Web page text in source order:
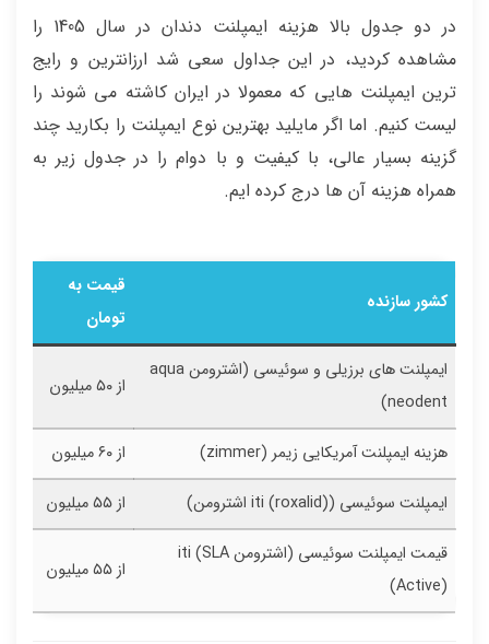
در دو جدول بالا هزینه ایمپلنت دندان در سال 1405 را
مشاهده کردید، در این جداول سعی شد ارزانترین و رایج
ترین ایمپلنت هایی که معمولا در ایران کاشته می شوند را
لیست کنیم. اما اگر مایلید بهترین نوع ایمپلنت را بکارید چند
گزینه بسیار عالی، با کیفیت و با دوام را در جدول زیر به
همراه هزینه آن ها درج کرده ایم.
کشور سازنده
قیمت به
تومان
ایمپلنت های برزیلی و سوئیسی (اشترومن aqua
neodent)
از ۵۰ میلیون
هزینه ایمپلنت آمریکایی زیمر (zimmer)
از ۶۰ میلیون
ایمپلنت سوئیسی (iti (roxalid) اشترومن)
از ۵۵ میلیون
قیمت ایمپلنت سوئیسی (اشترومن iti (SLA
Active))
از ۵۵ میلیون